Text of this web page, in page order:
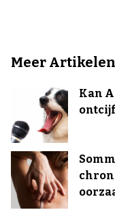
Meer Artikelen
Kan